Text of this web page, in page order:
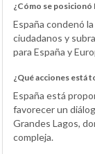
¿Cómo se posicionó
España condenó
ciudadanos y
para España y
¿Qué acciones está
España está
favorecer un
Grandes Lagos,
compleja.